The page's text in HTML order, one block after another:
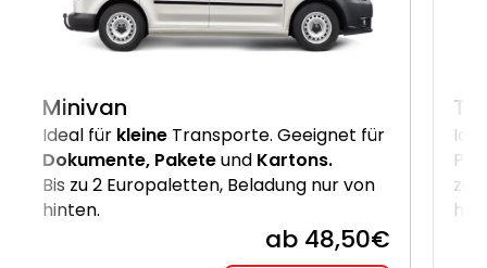
Minivan
Ideal für kleine Transporte. Geeignet für
Dokumente, Paketeund Kartons.
Bis zu 2 Europaletten, Beladung nur von
hinten.
ab 48,50€
zu